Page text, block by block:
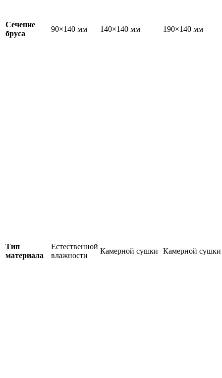
Сечение
бруса
90×140 мм 140×140 мм 190×140 мм
Тип
материала
Естественной
влажности
Камерной сушки Камерной сушки